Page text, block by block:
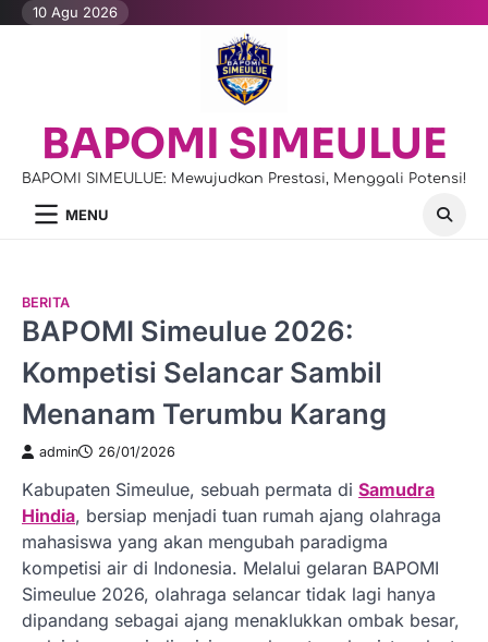
Skip10 Agu 2026
BAPOMI SIMEULUE
BAPOMI SIMEULUE: Mewujudkan Prestasi, Menggali Potensi!
MENU
BERITA
BAPOMI Simeulue 2026:
Kompetisi Selancar Sambil
Menanam Terumbu Karang
admin 26/01/2026
Kabupaten Simeulue, sebuah permata di Samudra
Hindia, bersiap menjadi tuan rumah ajang olahraga
mahasiswa yang akan mengubah paradigma
kompetisi air di Indonesia. Melalui gelaran BAPOMI
Simeulue 2026, olahraga selancar tidak lagi hanya
dipandang sebagai ajang menaklukkan ombak besar,